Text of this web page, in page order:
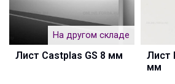
На другом складе
Лист Castplas GS 8 мм
Лист
мм